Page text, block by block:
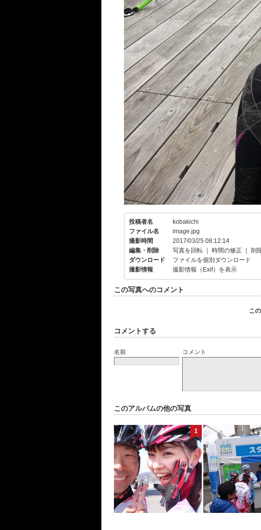
投稿者名
kobakichi
ファイル名
image.jpg
撮影時間
2017/03/25 08:12:14
編集・削除
写真を回転 時間の修正
削
ダウンロード
ファイルを個別ダウンロード
撮影情報
撮影情報（Exif）を表示
この写真へのコメント
こ
コメントする
名前 コメント
このアルバムの他の写真
1